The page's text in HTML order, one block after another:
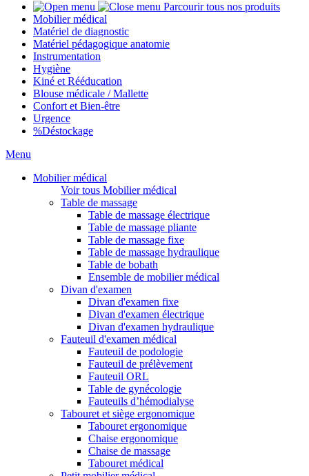
Parcourir tous nos produits
Mobilier médical
Matériel de diagnostic
Matériel pédagogique anatomie
Instrumentation
Hygiène
Kiné et Rééducation
Blouse médicale / Mallette
Confort et Bien-être
Urgence
%Déstockage
Menu
Mobilier médical
Voir tous Mobilier médical
Table de massage
Table de massage électrique
Table de massage pliante
Table de massage fixe
Table de massage hydraulique
Table de bobath
Ensemble de mobilier médical
Divan d'examen
Divan d'examen fixe
Divan d'examen électrique
Divan d'examen hydraulique
Fauteuil d'examen médical
Fauteuil de podologie
Fauteuil de prélèvement
Fauteuil ORL
Table de gynécologie
Fauteuils d’hémodialyse
Tabouret et siège ergonomique
Tabouret ergonomique
Chaise ergonomique
Chaise de massage
Tabouret médical